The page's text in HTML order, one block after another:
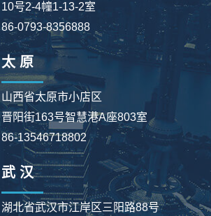
10号2-4幢1-13-2室
86-0793-8356888
太 原
山西省太原市小店区
晋阳街163号智慧港A座803室
86-13546718802
武 汉
湖北省武汉市江岸区三阳路88号